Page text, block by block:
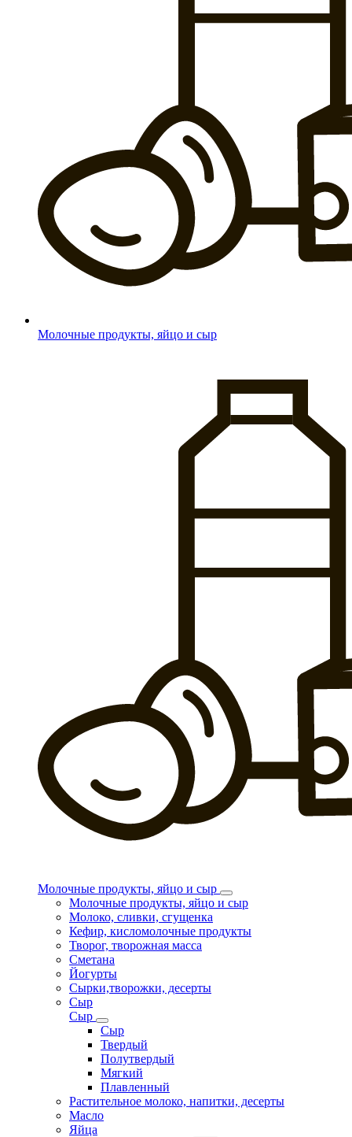
Молочные продукты, яйцо и сыр
Молочные продукты, яйцо и сыр
Молочные продукты, яйцо и сыр
Молоко, сливки, сгущенка
Кефир, кисломолочные продукты
Творог, творожная масса
Сметана
Йогурты
Сырки,творожки, десерты
Сыр
Сыр
Сыр
Твердый
Полутвердый
Мягкий
Плавленный
Растительное молоко, напитки, десерты
Масло
Яйца